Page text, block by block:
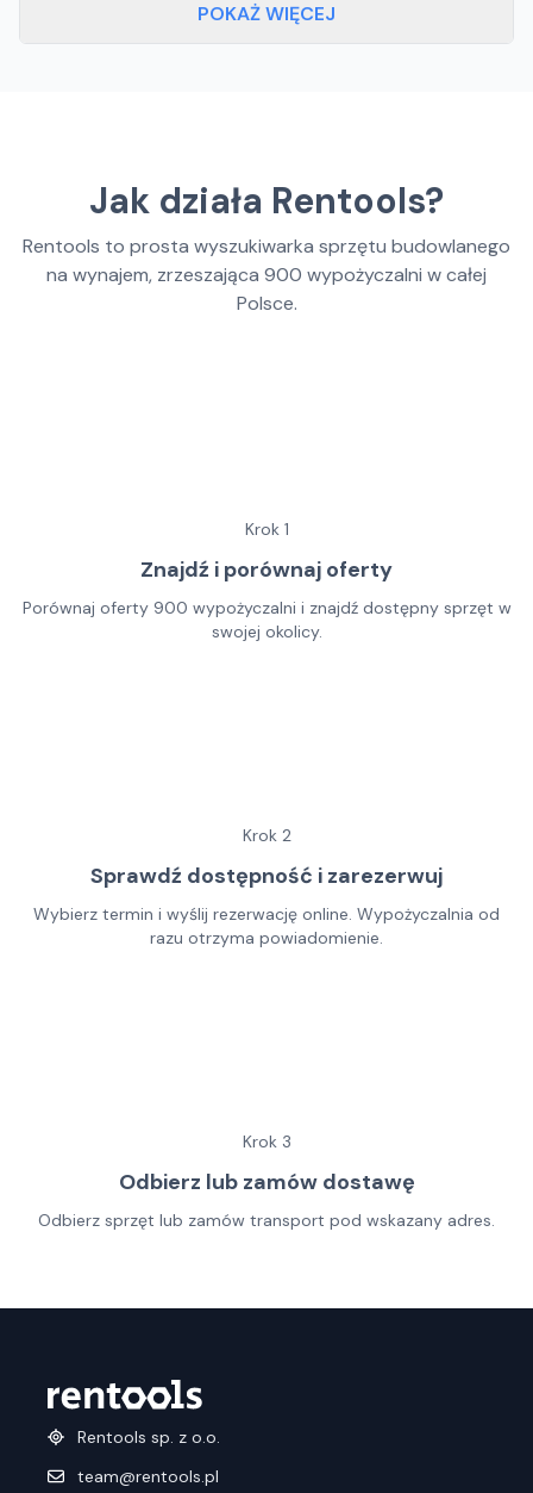
POKAŻ WIĘCEJ
Jak działa Rentools?
Rentools to prosta wyszukiwarka sprzętu budowlanego
na wynajem, zrzeszająca 900 wypożyczalni w całej
Polsce.
Krok 1
Znajdź i porównaj oferty
Porównaj oferty 900 wypożyczalni i znajdź dostępny sprzęt w
swojej okolicy.
Krok 2
Sprawdź dostępność i zarezerwuj
Wybierz termin i wyślij rezerwację online. Wypożyczalnia od
razu otrzyma powiadomienie.
Krok 3
Odbierz lub zamów dostawę
Odbierz sprzęt lub zamów transport pod wskazany adres.
Rentools sp. z o.o.
team@rentools.pl